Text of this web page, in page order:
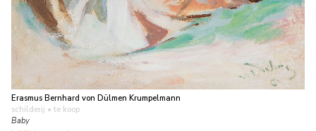
Erasmus Bernhard von Dülmen Krumpelmann
schilderij • te koop
Baby